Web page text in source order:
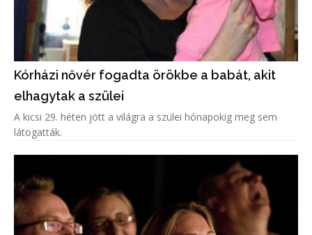
Kórházi nővér fogadta örökbe a babát, akit
elhagytak a szülei
A kicsi 29. héten jött a világra a szülei hónapokig meg sem
látogatták.